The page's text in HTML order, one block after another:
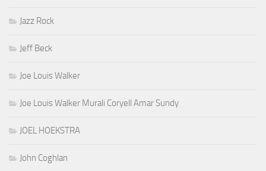
Jazz Rock
Jeff Beck
Joe Louis Walker
Joe Louis Walker Murali Coryell Amar Sundy
JOEL HOEKSTRA
John Coghlan